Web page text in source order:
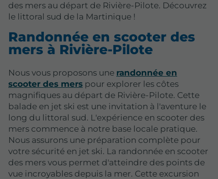
des mers au départ de Rivière-Pilote. Découvrez
le littoral sud de la Martinique !
Randonnée en scooter des
mers à Rivière-Pilote
Nous vous proposons une randonnée en
scooter des mers pour explorer les côtes
magnifiques au départ de Rivière-Pilote. Cette
balade en jet ski est une invitation à l'aventure le
long du littoral sud. L'expérience en scooter des
mers commence à notre base locale pratique.
Nous assurons une préparation complète pour
votre sécurité en jet ski. La randonnée en scooter
des mers vous permet d'atteindre des points de
vue incroyables depuis la mer. Cette excursion